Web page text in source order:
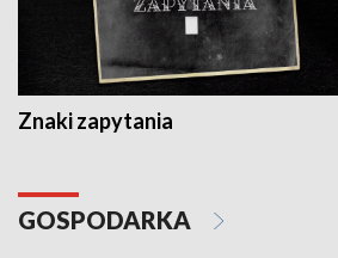
Znaki zapytania
GOSPODARKA